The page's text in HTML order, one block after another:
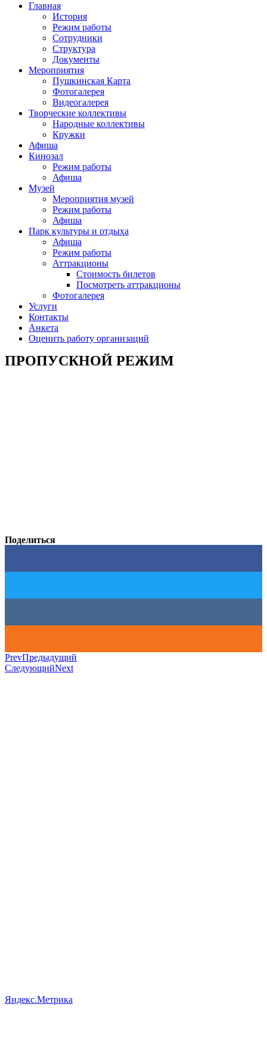
Главная
История
Режим работы
Сотрудники
Структура
Документы
Мероприятия
Пушкинская Карта
Фотогалерея
Видеогалерея
Творческие коллективы
Народные коллективы
Кружки
Афиша
Кинозал
Режим работы
Афиша
Музей
Мероприятия музей
Режим работы
Афиша
Парк культуры и отдыха
Афиша
Режим работы
Аттракционы
Стоимость билетов
Посмотреть аттракционы
Фотогалерея
Услуги
Контакты
Анкета
Оценить работу организаций
ПРОПУСКНОЙ РЕЖИМ
Поделиться
PrevПредыдущий
СледующийNext
Яндекс.Метрика